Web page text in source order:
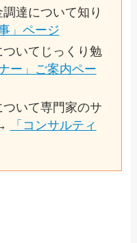
達について知り
」ページ
いてじっくり勉
ー」ご案内ペー
いて専門家のサ
「コンサルティ